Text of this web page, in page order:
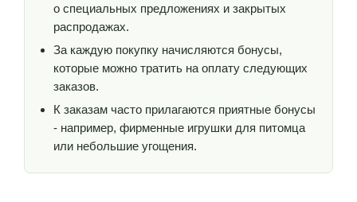
о специальных предложениях и закрытых
распродажах.
За каждую покупку начисляются бонусы,
которые можно тратить на оплату следующих
заказов.
К заказам часто прилагаются приятные бонусы
- например, фирменные игрушки для питомца
или небольшие угощения.